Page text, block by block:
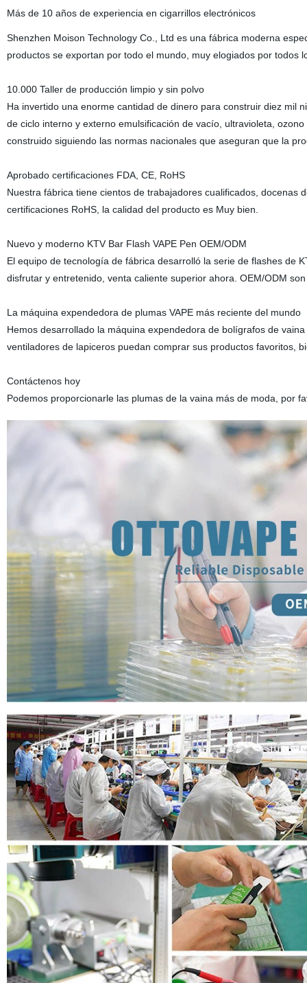
Más de 10 años de experiencia en cigarrillos electrónicos
Shenzhen Moison Technology Co., Ltd es una fábrica moderna
productos se exportan por todo el mundo, muy elogiados por todos
10.000 Taller de producción limpio y sin polvo
Ha invertido una enorme cantidad de dinero para construir diez mil
de ciclo interno y externo emulsificación de vacío, ultravioleta,
construido siguiendo las normas nacionales que aseguran que la
Aprobado certificaciones FDA, CE, RoHS
Nuestra fábrica tiene cientos de trabajadores cualificados,
certificaciones RoHS, la calidad del producto es Muy bien.
Nuevo y moderno KTV Bar Flash VAPE Pen OEM/ODM
El equipo de tecnología de fábrica desarrolló la serie de flashes de
disfrutar y entretenido, venta caliente superior ahora. OEM/ODM
La máquina expendedora de plumas VAPE más reciente del mundo
Hemos desarrollado la máquina expendedora de bolígrafos de
ventiladores de lapiceros puedan comprar sus productos favoritos,
Contáctenos hoy
Podemos proporcionarle las plumas de la vaina más de moda, por